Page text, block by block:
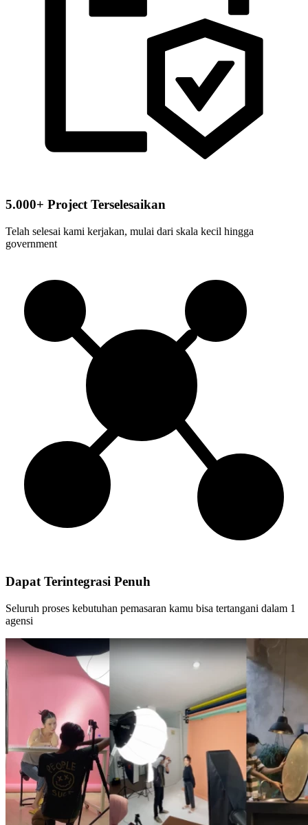
5.000+ Project Terselesaikan
Telah selesai kami kerjakan, mulai dari skala kecil hingga
government
Dapat Terintegrasi Penuh
Seluruh proses kebutuhan pemasaran kamu bisa tertangani dalam 1
agensi